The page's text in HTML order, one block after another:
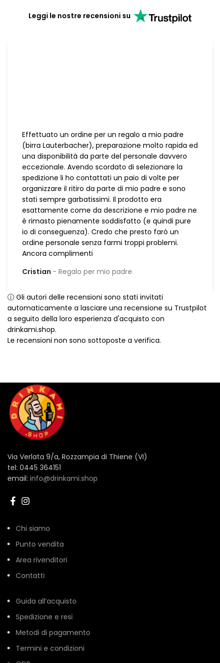
Leggi le nostre recensioni su
Effettuato un ordine per un regalo a mio padre
(birra Lauterbacher), preparazione molto rapida ed
una disponibilità da parte del personale davvero
eccezionale. Avendo scordato di selezionare la
spedizione li ho contattati un paio di volte per
organizzare il ritiro da parte di mio padre e sono
stati sempre garbatissimi. Il prodotto era
esattamente come da descrizione e mio padre ne
è rimasto pienamente soddisfatto (e quindi pure
io di conseguenza). Credo che presto farò un
ordine personale senza farmi troppi problemi.
Ancora complimenti
Cristian
Regalo per mio padre
ⓘ Gli autori delle recensioni sono stati invitati
automaticamente a lasciare una recensione su Trustpilot
a seguito della loro esperienza d'acquisto con
drinkami.shop.
Le recensioni non sono sottoposte a verifica.
Via Verlata 9/a, Rozzampia di Thiene (VI)
tel: 0445 364151
email: info@drinkami.shop
Chi siamo
Punto vendita
Area rivenditori
Contatti
Guida all’acquisto
Spedizione e resi
Metodi di pagamento
Termini e condizioni